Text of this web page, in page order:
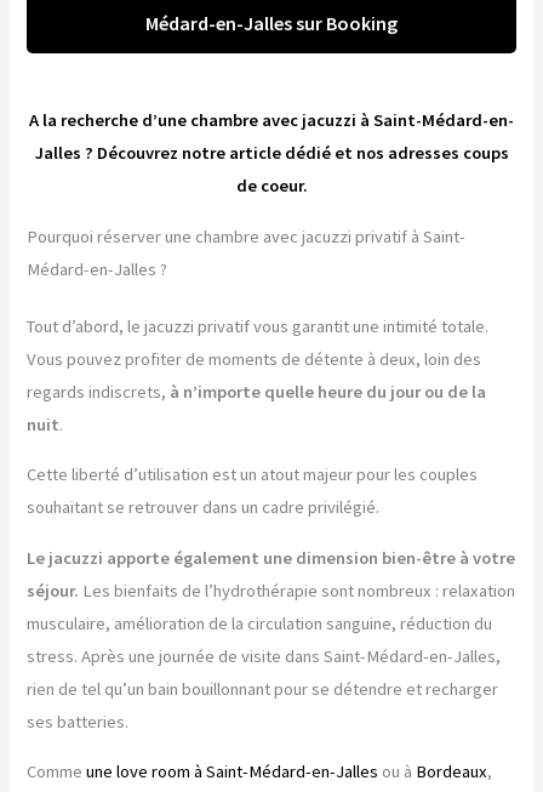
Médard-en-Jalles sur Booking
A la recherche d’une chambre avec jacuzzi à Saint-Médard-en-
Jalles ? Découvrez notre article dédié et nos adresses coups
de coeur.
Pourquoi réserver une chambre avec jacuzzi privatif à Saint-
Médard-en-Jalles ?
Tout d’abord, le jacuzzi privatif vous garantit une intimité totale.
Vous pouvez profiter de moments de détente à deux, loin des
regards indiscrets, à n’importe quelle heure du jour ou de la
nuit.
Cette liberté d’utilisation est un atout majeur pour les couples
souhaitant se retrouver dans un cadre privilégié.
Le jacuzzi apporte également une dimension bien-être à votre
séjour. Les bienfaits de l’hydrothérapie sont nombreux : relaxation
musculaire, amélioration de la circulation sanguine, réduction du
stress. Après une journée de visite dans Saint-Médard-en-Jalles,
rien de tel qu’un bain bouillonnant pour se détendre et recharger
ses batteries.
Comme une love room à Saint-Médard-en-Jalles ou à Bordeaux,